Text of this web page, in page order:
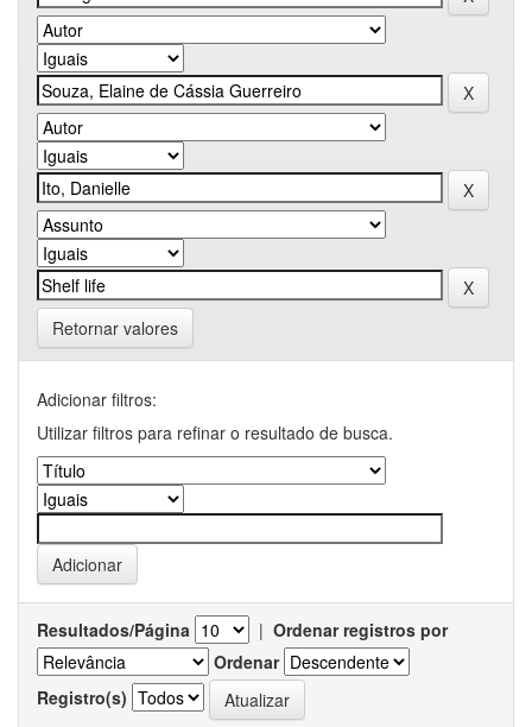
Retornar valores
Adicionar filtros:
Utilizar filtros para refinar o resultado de busca.
Resultados/Página | Ordenar registros por
Ordenar
Registro(s)